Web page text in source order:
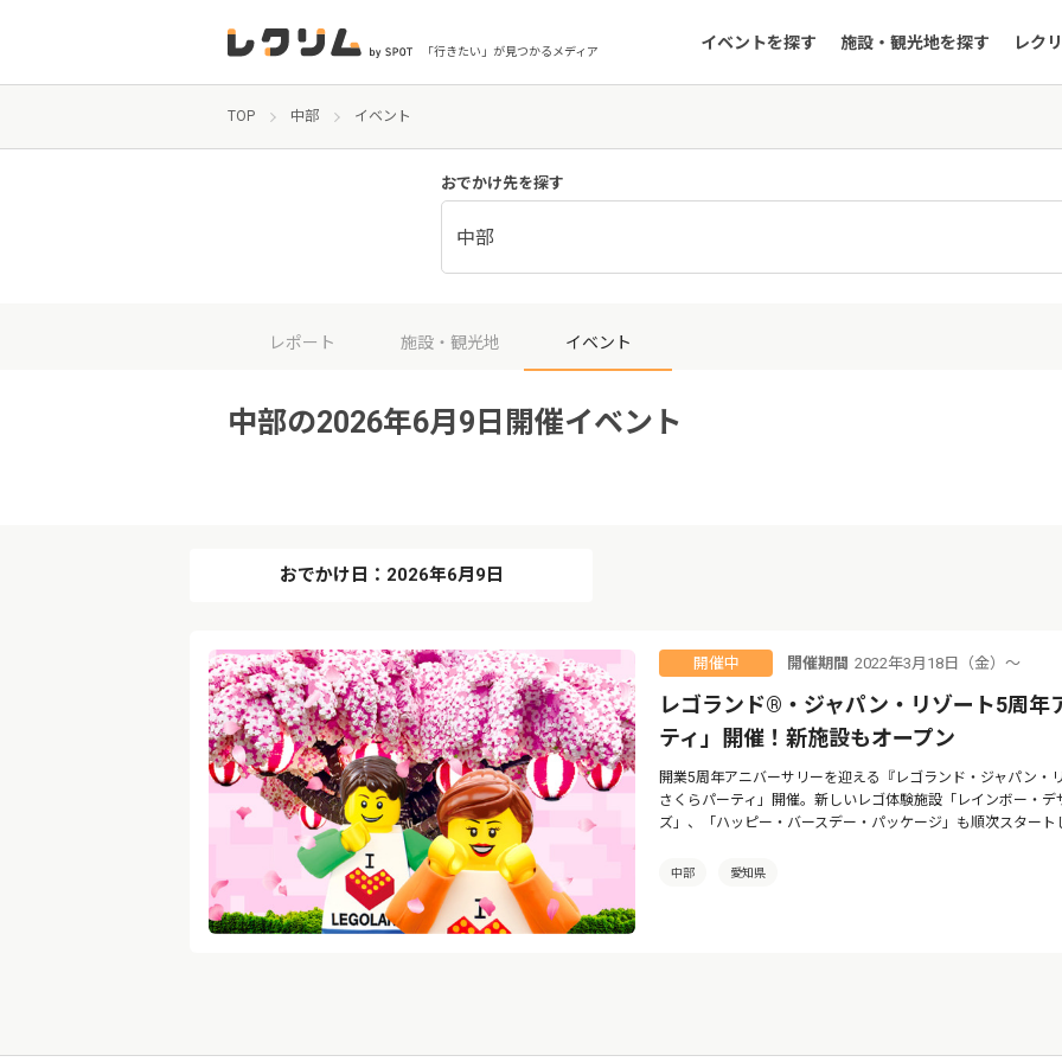
「行きたい」が見つかるメディア イベントを探す 施設・観光地を探す レク
TOP 中部 イベント
おでかけ先を探す
中部
レポート 施設・観光地 イベント
中部の2026年6月9日開催イベント
おでかけ日：2026年6月9日
開催中 開催期間 2022年3月18日（金）〜
レゴランド®・ジャパン・リゾート5周年
ティ」開催！新施設もオープン
開業5周年アニバーサリーを迎える『レゴランド・ジャパン
さくらパーティ」開催。新しいレゴ体験施設「レインボー・
ズ」、「ハッピー・バースデー・パッケージ」も順次スタート
中部 愛知県